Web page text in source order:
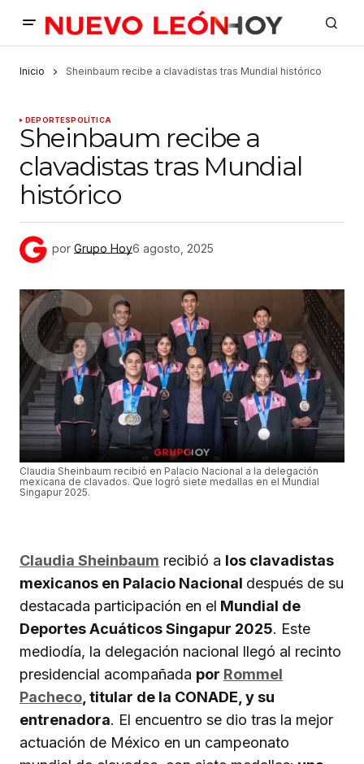
Inicio Sheinbaum recibe a clavadistas tras Mundial histórico
DEPORTESPOLÍTICA
Sheinbaum recibe a
clavadistas tras Mundial
histórico
por Grupo Hoy6 agosto, 2025
Claudia Sheinbaum recibió en Palacio Nacional a la delegación
mexicana de clavados. Que logró siete medallas en el Mundial
Singapur 2025.
Claudia Sheinbaum recibió a los clavadistas
mexicanos en Palacio Nacional después de su
destacada participación en el Mundial de
Deportes Acuáticos Singapur 2025. Este
mediodía, la delegación nacional llegó al recinto
presidencial acompañada por Rommel
Pacheco , titular de la CONADE, y su
entrenadora. El encuentro se dio tras la mejor
actuación de México en un campeonato